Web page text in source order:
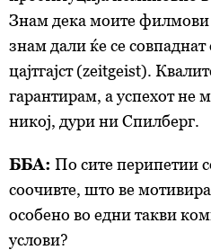
Знам дека моите филмови
знам дали ќе се
цајтгајст (zeitgeist).
гарантирам, а успехот не
никој, дури ни Спилберг.
ББА: По сите перипетии
соочивте, што ве
особено во едни такви
услови?